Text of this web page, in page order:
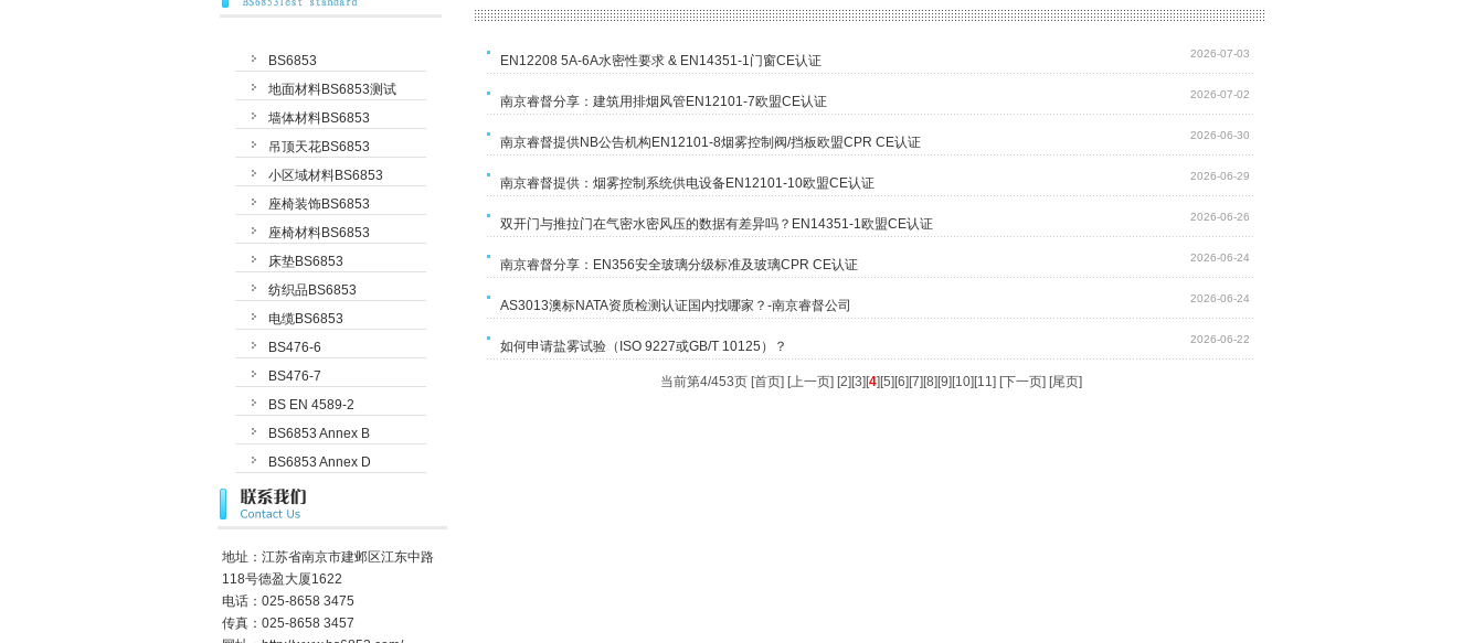
地址：江苏省南京市建邺区江东中路
118号德盈大厦1622
电话：025-8658 3475
传真：025-8658 3457
BS6853
地面材料BS6853测试
墙体材料BS6853
吊顶天花BS6853
小区域材料BS6853
座椅装饰BS6853
座椅材料BS6853
床垫BS6853
纺织品BS6853
电缆BS6853
BS476-6
BS476-7
BS EN 4589-2
BS6853 Annex B
BS6853 Annex D
EN12208 5A-6A水密性要求 & EN14351-1门窗CE认证 2026-07-03
南京睿督分享：建筑用排烟风管EN12101-7欧盟CE认证 2026-07-02
南京睿督提供NB公告机构EN12101-8烟雾控制阀/挡板欧盟CPR CE认证 2026-06-30
南京睿督提供：烟雾控制系统供电设备EN12101-10欧盟CE认证 2026-06-29
双开门与推拉门在气密水密风压的数据有差异吗？EN14351-1欧盟CE认证 2026-06-26
南京睿督分享：EN356安全玻璃分级标准及玻璃CPR CE认证 2026-06-24
AS3013澳标NATA资质检测认证国内找哪家？-南京睿督公司 2026-06-24
如何申请盐雾试验（ISO 9227或GB/T 10125）？ 2026-06-22
当前第4/453页 [首页] [上一页] [2][3][4][5][6][7][8][9][10][11] [下一页] [尾页]